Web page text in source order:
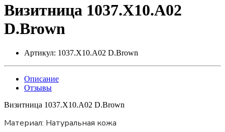
Визитница 1037.X10.A02
D.Brown
Артикул: 1037.X10.A02 D.Brown
Описание
Отзывы
Визитница 1037.X10.A02 D.Brown
Материал: Натуральная кожа